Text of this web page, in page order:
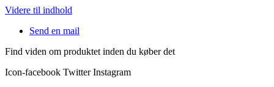
Videre til indhold
Send en mail
Find viden om produktet inden du køber det
Icon-facebook Twitter Instagram